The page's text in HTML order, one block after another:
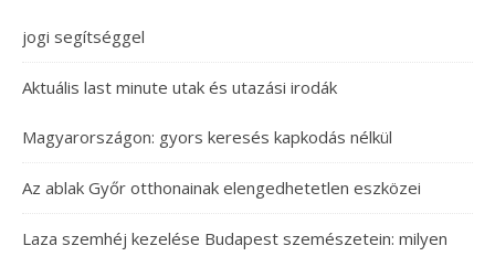
jogi segítséggel
Aktuális last minute utak és utazási irodák
Magyarországon: gyors keresés kapkodás nélkül
Az ablak Győr otthonainak elengedhetetlen eszközei
Laza szemhéj kezelése Budapest szemészetein: milyen